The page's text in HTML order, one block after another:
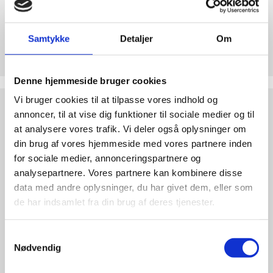
Samtykke Detaljer Om
Denne hjemmeside bruger cookies
Vi bruger cookies til at tilpasse vores indhold og
annoncer, til at vise dig funktioner til sociale medier og til
at analysere vores trafik. Vi deler også oplysninger om
din brug af vores hjemmeside med vores partnere inden
for sociale medier, annonceringspartnere og
analysepartnere. Vores partnere kan kombinere disse
data med andre oplysninger, du har givet dem, eller som
de har indsamlet fra din brug af deres tjenester.
Nødvendig
2.7:
Pro
Life
internationalt
3.0:
Nyheder
4.0:
Webshop
Støt Retten til Liv
Test
dine
argumenter